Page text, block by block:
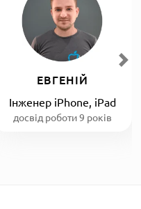
ЕВГЕНІЙ
Інженер iPhone, iPad
досвід роботи 9 років